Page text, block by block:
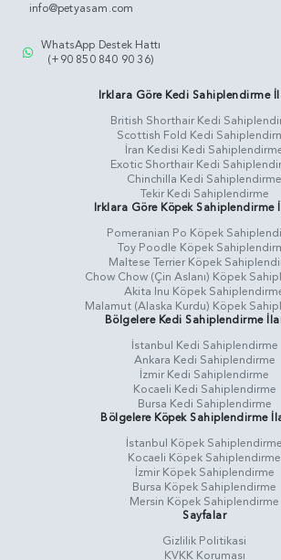
info@petyasam.com
WhatsApp Destek Hattı
(+90 850 840 90 36)
Irklara Göre Kedi Sahiplendirme
British Shorthair Kedi
Scottish Fold Kedi
İran Kedisi Kedi
Exotic Shorthair Kedi
Chinchilla Kedi Sahiplendirme
Tekir Kedi Sahiplendirme
Irklara Göre Köpek Sahiplendirme
Pomeranian Po Köpek
Toy Poodle Köpek
Maltese Terrier Köpek
Chow Chow (Çin Aslanı) Köpek
Akita Inu Köpek
Malamut (Alaska Kurdu) Köpek
Bölgelere Kedi Sahiplendirme
İstanbul Kedi Sahiplendirme
Ankara Kedi Sahiplendirme
İzmir Kedi Sahiplendirme
Kocaeli Kedi Sahiplendirme
Bursa Kedi Sahiplendirme
Bölgelere Köpek Sahiplendirme
İstanbul Köpek Sahiplendirme
Kocaeli Köpek Sahiplendirme
İzmir Köpek Sahiplendirme
Bursa Köpek Sahiplendirme
Mersin Köpek Sahiplendirme
Sayfalar
Gizlilik Politikasi
KVKK Koruması